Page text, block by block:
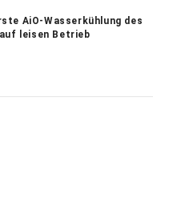
AiO-Wasserkühlung des
leisen Betrieb